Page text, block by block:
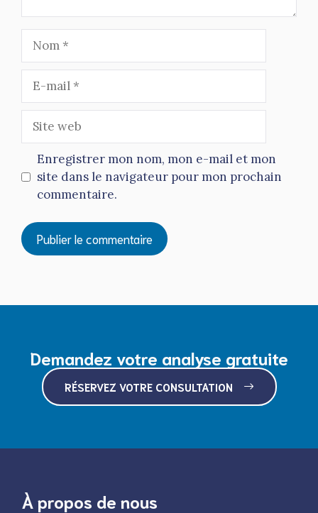
mail
web
Enregistrer mon nom, mon e-mail et mon
site dans le navigateur pour mon prochain
commentaire.
Demandez votre analyse gratuite
RÉSERVEZ VOTRE CONSULTATION
À propos de nous